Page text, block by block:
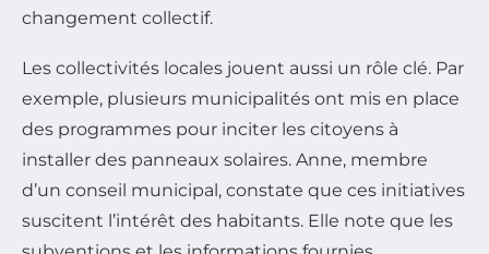
changement collectif.
Les collectivités locales jouent aussi un rôle clé. Par
exemple, plusieurs municipalités ont mis en place
des programmes pour inciter les citoyens à
installer des panneaux solaires. Anne, membre
d’un conseil municipal, constate que ces initiatives
suscitent l’intérêt des habitants. Elle note que les